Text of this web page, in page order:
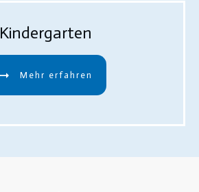
Kindergarten
Mehr erfahren